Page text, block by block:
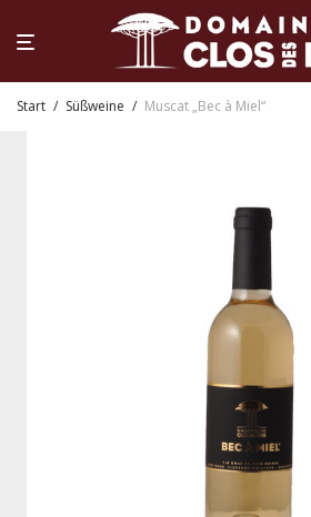
Start / Süßweine / Muscat „Bec à Miel“